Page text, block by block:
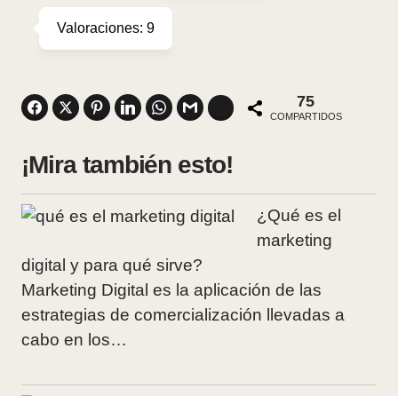
Valoraciones: 9
75
COMPARTIDOS
¡Mira también esto!
¿Qué es el
marketing
digital y para qué sirve?
Marketing Digital es la aplicación de las
estrategias de comercialización llevadas a
cabo en los…